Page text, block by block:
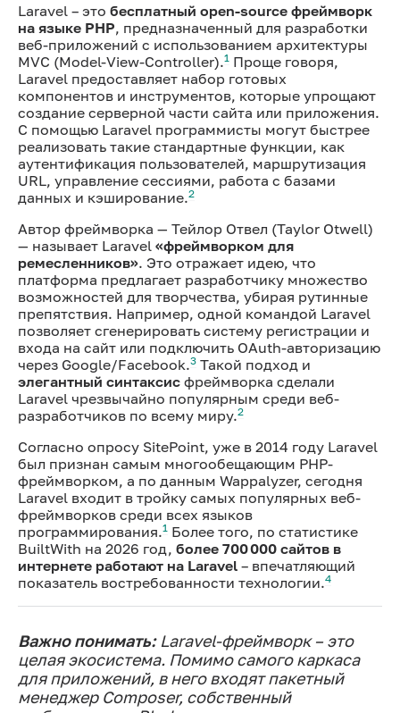
Laravel – это бесплатный open-source фреймворк
на языке PHP, предназначенный для разработки
веб-приложений с использованием архитектуры
MVC (Model-View-Controller).1 Проще говоря,
Laravel предоставляет набор готовых
компонентов и инструментов, которые упрощают
создание серверной части сайта или приложения.
С помощью Laravel программисты могут быстрее
реализовать такие стандартные функции, как
аутентификация пользователей, маршрутизация
URL, управление сессиями, работа с базами
данных и кэширование.2
Автор фреймворка — Тейлор Отвел (Taylor Otwell)
— называет Laravel «фреймворком для
ремесленников». Это отражает идею, что
платформа предлагает разработчику множество
возможностей для творчества, убирая рутинные
препятствия. Например, одной командой Laravel
позволяет сгенерировать систему регистрации и
входа на сайт или подключить OAuth-авторизацию
через Google/Facebook.3 Такой подход и
элегантный синтаксис фреймворка сделали
Laravel чрезвычайно популярным среди веб-
разработчиков по всему миру.2
Согласно опросу SitePoint, уже в 2014 году Laravel
был признан самым многообещающим PHP-
фреймворком, а по данным Wappalyzer, сегодня
Laravel входит в тройку самых популярных веб-
фреймворков среди всех языков
программирования.1 Более того, по статистике
BuiltWith на 2026 год, более 700 000 сайтов в
интернете работают на Laravel – впечатляющий
показатель востребованности технологии.4
Важно понимать: Laravel-фреймворк – это
целая экосистема. Помимо самого каркаса
для приложений, в него входят пакетный
менеджер Composer, собственный